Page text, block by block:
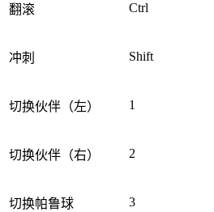
翻滚 Ctrl
冲刺 Shift
切换伙伴（左） 1
切换伙伴（右） 2
切换帕鲁球 3